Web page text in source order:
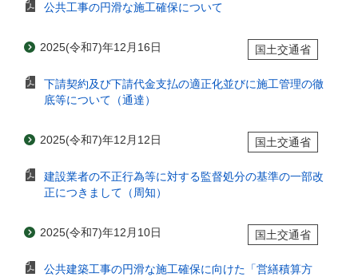
公共工事の円滑な施工確保について
2025(令和7)年12月16日 国土交通省
下請契約及び下請代金支払の適正化並びに施工管理の徹
底等について（通達）
2025(令和7)年12月12日 国土交通省
建設業者の不正行為等に対する監督処分の基準の一部改
正につきまして（周知）
2025(令和7)年12月10日 国土交通省
公共建築工事の円滑な施工確保に向けた「営繕積算方